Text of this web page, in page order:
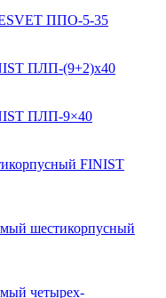
ППО-5-35
ПЛП-(9+2)x40
ПЛП-9×40
FINIST
шестикорпусный
четырех-